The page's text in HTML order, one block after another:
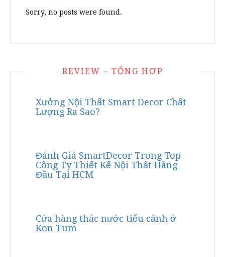
Sorry, no posts were found.
REVIEW – TỔNG HỢP
Xưởng Nội Thất Smart Decor Chất
Lượng Ra Sao?
Đánh Giá SmartDecor Trong Top
Công Ty Thiết Kế Nội Thất Hàng
Đầu Tại HCM
Cửa hàng thác nước tiểu cảnh ở
Kon Tum